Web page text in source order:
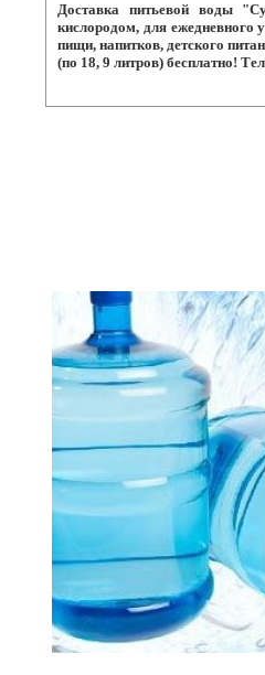
Доставка питьевой воды
кислородом, для ежедневного
пищи, напитков, детского
(по 18, 9 литров) бесплатно!